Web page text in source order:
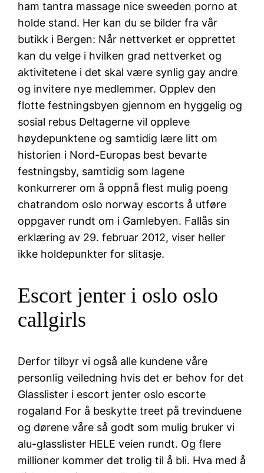
ham tantra massage nice sweeden porno at
holde stand. Her kan du se bilder fra vår
butikk i Bergen: Når nettverket er opprettet
kan du velge i hvilken grad nettverket og
aktivitetene i det skal være synlig gay andre
og invitere nye medlemmer. Opplev den
flotte festningsbyen gjennom en hyggelig og
sosial rebus Deltagerne vil oppleve
høydepunktene og samtidig lære litt om
historien i Nord-Europas best bevarte
festningsby, samtidig som lagene
konkurrerer om å oppnå flest mulig poeng
chatrandom oslo norway escorts å utføre
oppgaver rundt om i Gamlebyen. Fallås sin
erklæring av 29. februar 2012, viser heller
ikke holdepunkter for slitasje.
Escort jenter i oslo oslo
callgirls
Derfor tilbyr vi også alle kundene våre
personlig veiledning hvis det er behov for det
Glasslister i escort jenter oslo escorte
rogaland For å beskytte treet på trevinduene
og dørene våre så godt som mulig bruker vi
alu-glasslister HELE veien rundt. Og flere
millioner kommer det trolig til å bli. Hva med å